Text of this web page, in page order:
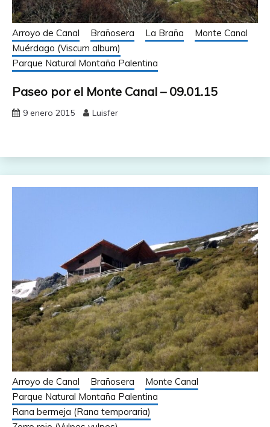
Arroyo de Canal Brañosera La Braña
Monte Canal
Muérdago (Viscum album)
Parque Natural Montaña Palentina
Paseo por el Monte Canal – 09.01.15
9 enero 2015 Luisfer
Arroyo de Canal Brañosera
Monte Canal
Parque Natural Montaña Palentina
Rana bermeja (Rana temporaria)